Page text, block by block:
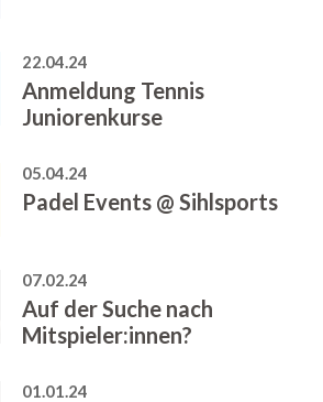
22.04.24
Anmeldung Tennis
Juniorenkurse
05.04.24
Padel Events @ Sihlsports
07.02.24
Auf der Suche nach
Mitspieler:innen?
01.01.24